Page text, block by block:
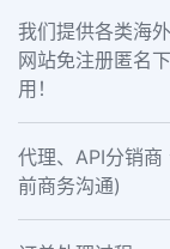
我们提供各类海
网站免注册匿名
用！
代理、API分销
前商务沟通)